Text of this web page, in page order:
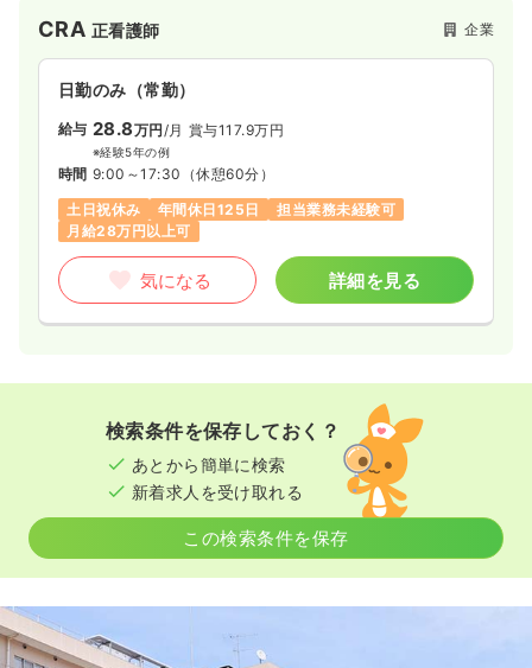
医療機器の開発支援サービスのほか、教育研修サービス、
CDISC標準業務サービス、分析業務サービスを提供していま
す。「EPSホールディングス（株）」など約50社とともに
「EPSグループ」を展開。創業以来、右肩上がりで成長してお
り、近年の営業利益は約20％で推移しています。
■臨床試験から製造販売後調査に関わる全ての業務を受託でき
■がんや循環器系、脳神経系、難病分野など、幅広い疾患領域
に対応。領域別の受託数は、腫瘍・がんが24.6％、中枢神経系
が11.5％、循環器系が10.6％、内分泌・代謝系が8.8％、感覚器
系が7.2％、感染症が6.7％、免疫・アレルギーが5.9％など。ま
た、全体の約60％がグローバル試験となっています。
動向を踏まえ、同社は2017年に「再生医療推進課」を新設。早
くから再生医療分野のCRO事業で実績を積んできた知見を活か
して、安全・迅速な再生医療製品の開発に貢献していきたい考
CRA 正看護師 企業
日勤のみ（常勤）
給与 28.8万円/月 賞与117.9万円
※経験5年の例
時間 9:00～17:30 （休憩60分）
土日祝休み
年間休日125日
担当業務未経験可
月給28万円以上可
気になる 詳細を見る
検索条件を保存しておく？
あとから簡単に検索
新着求人を受け取れる
この検索条件を保存